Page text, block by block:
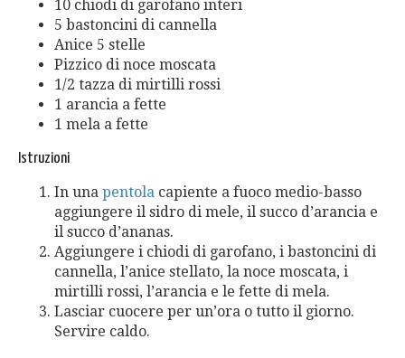
10 chiodi di garofano interi
5 bastoncini di cannella
Anice 5 stelle
Pizzico di noce moscata
1/2 tazza di mirtilli rossi
1 arancia a fette
1 mela a fette
Istruzioni
In una pentola capiente a fuoco medio-basso
aggiungere il sidro di mele, il succo d’arancia e
il succo d’ananas.
Aggiungere i chiodi di garofano, i bastoncini di
cannella, l’anice stellato, la noce moscata, i
mirtilli rossi, l’arancia e le fette di mela.
Lasciar cuocere per un’ora o tutto il giorno.
Servire caldo.